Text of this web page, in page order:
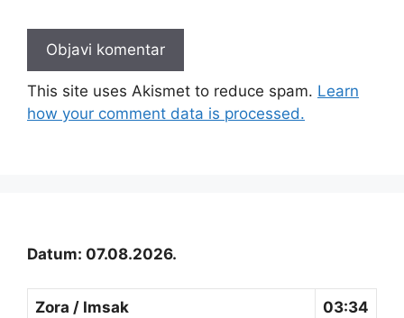
This site uses Akismet to reduce spam. Learn
how your comment data is processed.
Datum: 07.08.2026.
Zora / Imsak 03:34